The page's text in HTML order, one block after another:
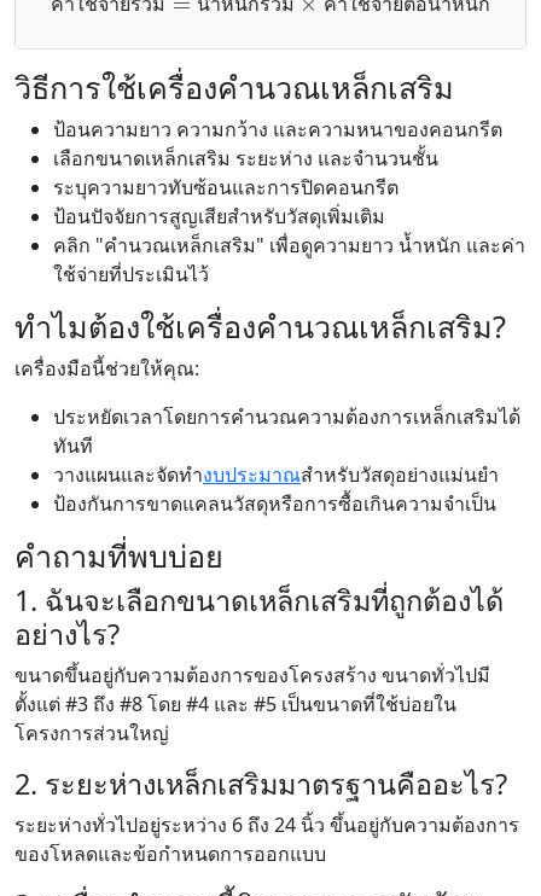
ค า ใ ช จ า ย ร ว ม น ำ ห น ก ร ว ม ค า ใช จ า ย ตอ นำ ห นก
วิธีการใช้เครื่องคำนวณเหล็กเสริม
ป้อนความยาว ความกว้าง และความหนาของคอนกรีต
เลือกขนาดเหล็กเสริม ระยะห่าง และจำนวนชั้น
ระบุความยาวทับซ้อนและการปิดคอนกรีต
ป้อนปัจจัยการสูญเสียสำหรับวัสดุเพิ่มเติม
คลิก "คำนวณเหล็กเสริม" เพื่อดูความยาว น้ำหนัก และค่า
ใช้จ่ายที่ประเมินไว้
ทำไมต้องใช้เครื่องคำนวณเหล็กเสริม?
เครื่องมือนี้ช่วยให้คุณ:
ประหยัดเวลาโดยการคำนวณความต้องการเหล็กเสริมได้
ทันที
วางแผนและจัดทำงบประมาณสำหรับวัสดุอย่างแม่นยำ
ป้องกันการขาดแคลนวัสดุหรือการซื้อเกินความจำเป็น
คำถามที่พบบ่อย
1. ฉันจะเลือกขนาดเหล็กเสริมที่ถูกต้องได้
อย่างไร?
ขนาดขึ้นอยู่กับความต้องการของโครงสร้าง ขนาดทั่วไปมี
ตั้งแต่ #3 ถึง #8 โดย #4 และ #5 เป็นขนาดที่ใช้บ่อยใน
โครงการส่วนใหญ่
2. ระยะห่างเหล็กเสริมมาตรฐานคืออะไร?
ระยะห่างทั่วไปอยู่ระหว่าง 6 ถึง 24 นิ้ว ขึ้นอยู่กับความต้องการ
ของโหลดและข้อกำหนดการออกแบบ